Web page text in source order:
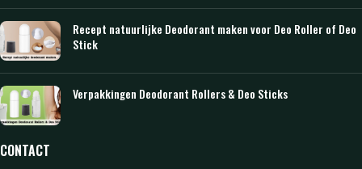
Recept natuurlijke Deodorant maken voor Deo Roller of Deo
Stick
Verpakkingen Deodorant Rollers & Deo Sticks
CONTACT